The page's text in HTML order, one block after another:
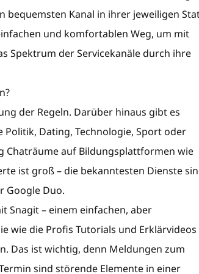
Kanal in ihrer jeweiligen
und komfortablen Weg, um mit
Spektrum der Servicekanäle durch ihre
der Regeln. Darüber hinaus gibt es
Politik, Dating, Technologie, Sport oder
Chaträume auf Bildungsplattformen wie
ist groß – die bekanntesten Dienste
Google Duo.
Snagit – einem einfachen, aber
wie die Profis Tutorials und Erklärvideos
Das ist wichtig, denn Meldungen zum
sind störende Elemente in einer